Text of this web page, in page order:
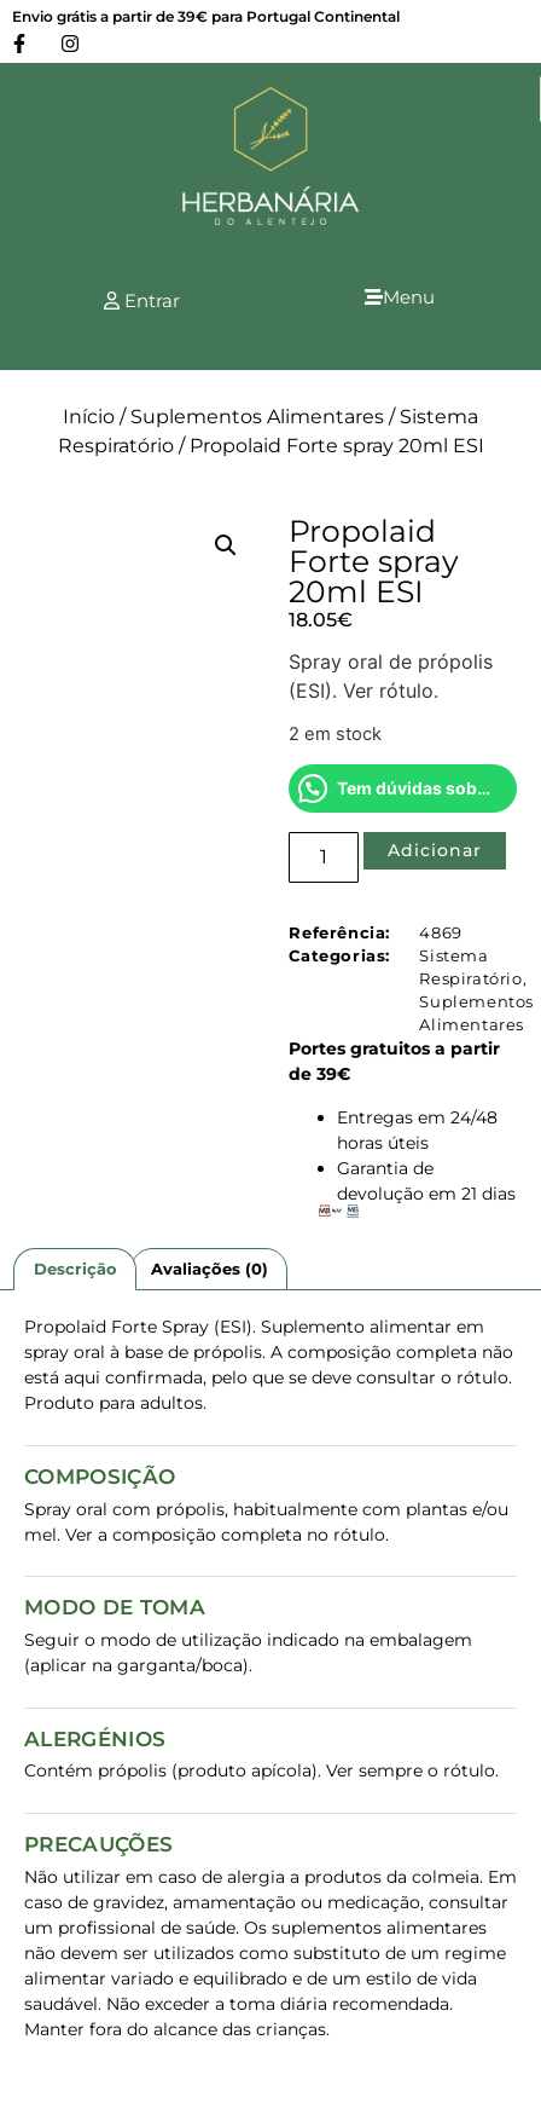
Envio grátis a partir de 39€ para Portugal Continental
Entrar Menu
Início / Suplementos Alimentares / Sistema
Respiratório/ Propolaid Forte spray 20ml ESI
Propolaid
Forte spray
20ml ESI
18.05€
Spray oral de própolis
(ESI). Ver rótulo.
2 em stock
Tem dúvidas sobre este produto?
Adicionar
Referência:
4869
Categorias:
Sistema
Respiratório,
Suplementos
Alimentares
Portes gratuitos a partir
de 39€
Entregas em 24/48
horas úteis
Garantia de
devolução em 21 dias
Descrição Avaliações (0)
Propolaid Forte Spray (ESI). Suplemento alimentar em
spray oral à base de própolis. A composição completa não
está aqui confirmada, pelo que se deve consultar o rótulo.
Produto para adultos.
COMPOSIÇÃO
Spray oral com própolis, habitualmente com plantas e/ou
mel. Ver a composição completa no rótulo.
MODO DE TOMA
Seguir o modo de utilização indicado na embalagem
(aplicar na garganta/boca).
ALERGÉNIOS
Contém própolis (produto apícola). Ver sempre o rótulo.
PRECAUÇÕES
Não utilizar em caso de alergia a produtos da colmeia. Em
caso de gravidez, amamentação ou medicação, consultar
um profissional de saúde. Os suplementos alimentares
não devem ser utilizados como substituto de um regime
alimentar variado e equilibrado e de um estilo de vida
saudável. Não exceder a toma diária recomendada.
Manter fora do alcance das crianças.